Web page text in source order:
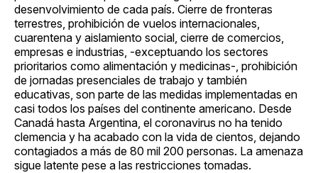
desenvolvimiento de cada país. Cierre de fronteras
terrestres, prohibición de vuelos internacionales,
cuarentena y aislamiento social, cierre de comercios,
empresas e industrias, -exceptuando los sectores
prioritarios como alimentación y medicinas-, prohibición
de jornadas presenciales de trabajo y también
educativas, son parte de las medidas implementadas en
casi todos los países del continente americano. Desde
Canadá hasta Argentina, el coronavirus no ha tenido
clemencia y ha acabado con la vida de cientos, dejando
contagiados a más de 80 mil 200 personas. La amenaza
sigue latente pese a las restricciones tomadas.